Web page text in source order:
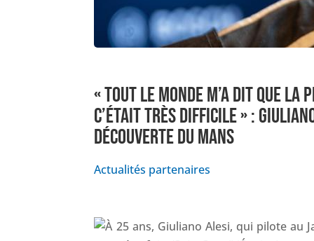
« TOUT LE MONDE M’A DIT QUE LA
C’ÉTAIT TRÈS DIFFICILE » :
DÉCOUVERTE DU MANS
Actualités partenaires